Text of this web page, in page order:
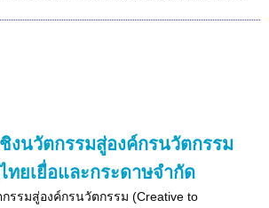
งนวัตกรรมสู่องค์กรนวัตกรรม
ทยเยื่อและกระดาษจำกัด
รรมสู่องค์กรนวัตกรรม (Creative to